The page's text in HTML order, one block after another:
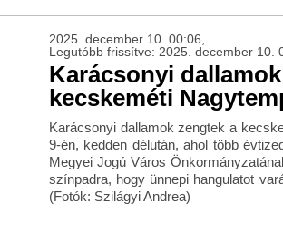
2025. december 10. 00:06,
Legutóbb frissítve: 2025. december 10.
Karácsonyi
kecskeméti
Karácsonyi dallamok zengtek a
9-én, kedden délután, ahol több
Megyei Jogú Város
színpadra, hogy ünnepi hangulatot
(Fotók: Szilágyi Andrea)